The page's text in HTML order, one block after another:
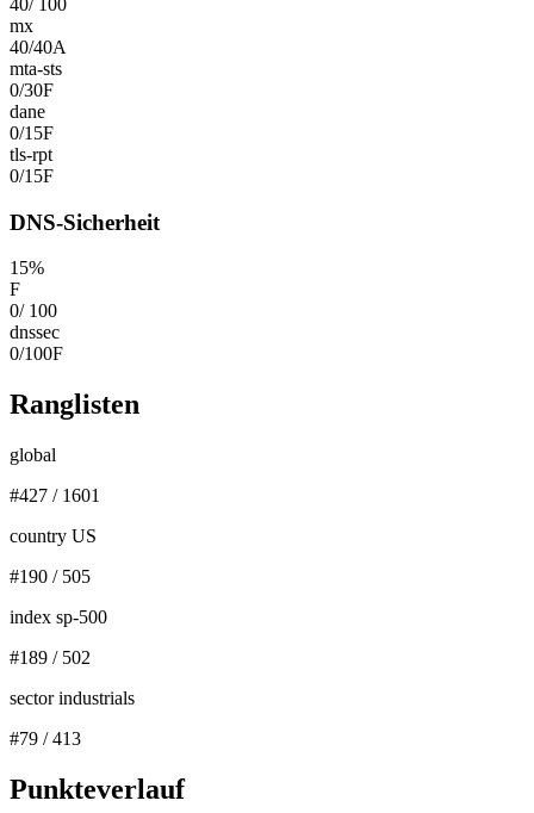
mx
40/40A
mta-sts
0/30F
dane
0/15F
tls-rpt
0/15F
DNS-Sicherheit
15%
F
0/ 100
dnssec
0/100F
Ranglisten
global
#427 / 1601
country US
#190 / 505
index sp-500
#189 / 502
sector industrials
#79 /413
Punkteverlauf